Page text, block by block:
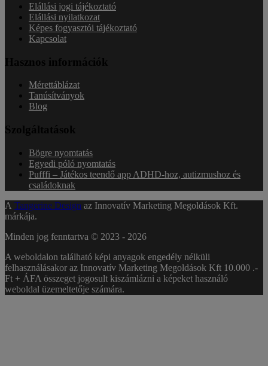
Elállási jogi tájékoztató
Elállási nyilatkozat
Képes fogyasztói tájékoztató
Kapcsolat
Hasznos információk
Mérettáblázat
Tanúsítványok
Blog
Szolgáltatások
Bögre nyomtatás
Egyedi póló nyomtatás
Pufffi – Játékos teendő app ADHD-hoz, autizmushoz és
családoknak
A Tangerine Design az Innovatív Marketing Megoldások Kft.
márkája.
Minden jog fenntartva © 2023 - 2026
A weboldalon található képi anyagok engedély nélküli
felhasználásakor az Innovatív Marketing Megoldások Kft 10.000 .-
Ft + ÁFA összeget jogosult kiszámlázni a képeket használó
weboldal üzemeltetője számára.